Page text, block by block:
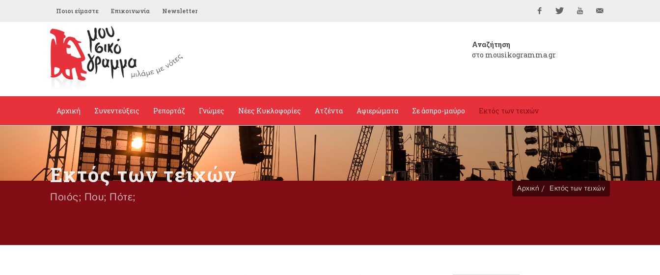
Ποιοι είμαστε Επικοινωνία Newsletter
Αναζήτηση
στο mousikogramma.gr
Αρχική Συνεντεύξεις Ρεπορτάζ Γνώμες Νέες Κυκλοφορίες Ατζέντα Αφιερώματα Σε άσπρο-μαύρο Εκτός των τειχών
Εκτός των τειχών
Ποιός; Που; Πότε;
Αρχική Εκτός των τειχών